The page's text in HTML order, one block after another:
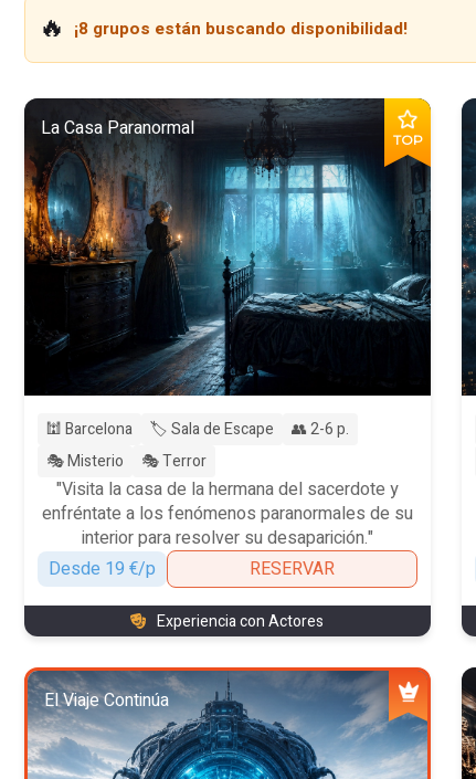
🔥 ¡8 grupos están buscando disponibilidad!
TOP
La Casa Paranormal
🕍 Barcelona 🏷️ Sala de Escape
👥 2-6 p.
🎭 Misterio
🎭 Terror
"Visita la casa de la hermana del sacerdote y
enfréntate a los fenómenos paranormales de su
interior para resolver su desaparición."
Desde 19 €/p
RESERVAR
Experiencia con Actores
El Viaje Continúa